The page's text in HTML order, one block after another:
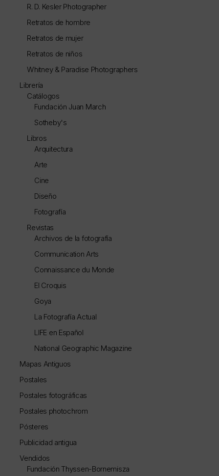
R. D. Kesler Photographer
Retratos de hombre
Retratos de mujer
Retratos de niños
Whitney & Paradise Photographers
Librería
Catálogos
Fundación Juan March
Sotheby's
Libros
Arquitectura
Arte
Cine
Diseño
Fotografía
Revistas
Archivos de la fotografía
Communication Arts
Connaissance du Monde
El Croquis
Goya
La Fotografía Actual
LIFE en Español
National Geographic Magazine
Mapas Antiguos
Postales
Postales fotográficas
Postales photochrom
Pósteres
Publicidad antigua
Vendidos
Fundación Thyssen-Bornemisza